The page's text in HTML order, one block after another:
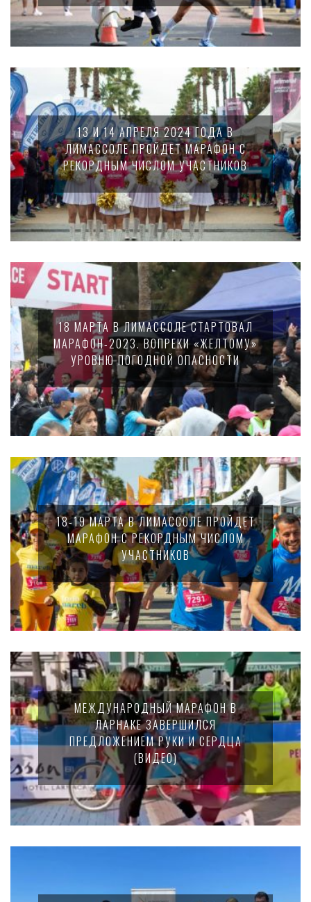
13 И 14 АПРЕЛЯ 2024 ГОДА В
ЛИМАССОЛЕ ПРОЙДЕТ МАРАФОН С
РЕКОРДНЫМ ЧИСЛОМ УЧАСТНИКОВ
18 МАРТА В ЛИМАССОЛЕ СТАРТОВАЛ
МАРАФОН-2023. ВОПРЕКИ «ЖЕЛТОМУ»
УРОВНЮ ПОГОДНОЙ ОПАСНОСТИ
18-19 МАРТА В ЛИМАССОЛЕ ПРОЙДЕТ
МАРАФОН С РЕКОРДНЫМ ЧИСЛОМ
УЧАСТНИКОВ
МЕЖДУНАРОДНЫЙ МАРАФОН В
ЛАРНАКЕ ЗАВЕРШИЛСЯ
ПРЕДЛОЖЕНИЕМ РУКИ И СЕРДЦА
(ВИДЕО)